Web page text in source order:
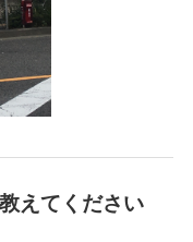
えてください